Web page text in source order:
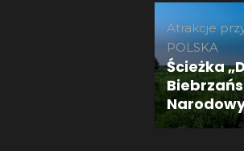
Atrakcje
POLSKA
Ścieżka